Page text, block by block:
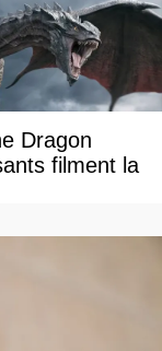
Dragon
filment la